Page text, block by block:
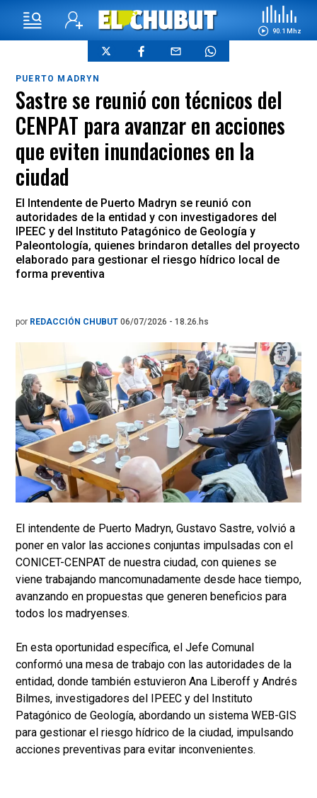
90.1 Mhz
PUERTO MADRYN
Sastre se reunió con técnicos del
CENPAT para avanzar en acciones
que eviten inundaciones en la
ciudad
El Intendente de Puerto Madryn se reunió con
autoridades de la entidad y con investigadores del
IPEEC y del Instituto Patagónico de Geología y
Paleontología, quienes brindaron detalles del proyecto
elaborado para gestionar el riesgo hídrico local de
forma preventiva
por REDACCIÓN CHUBUT 06/07/2026 - 18.26.hs
El intendente de Puerto Madryn, Gustavo Sastre, volvió a
poner en valor las acciones conjuntas impulsadas con el
CONICET-CENPAT de nuestra ciudad, con quienes se
viene trabajando mancomunadamente desde hace tiempo,
avanzando en propuestas que generen beneficios para
todos los madryenses.
En esta oportunidad específica, el Jefe Comunal
conformó una mesa de trabajo con las autoridades de la
entidad, donde también estuvieron Ana Liberoff y Andrés
Bilmes, investigadores del IPEEC y del Instituto
Patagónico de Geología, abordando un sistema WEB-GIS
para gestionar el riesgo hídrico de la ciudad, impulsando
acciones preventivas para evitar inconvenientes.